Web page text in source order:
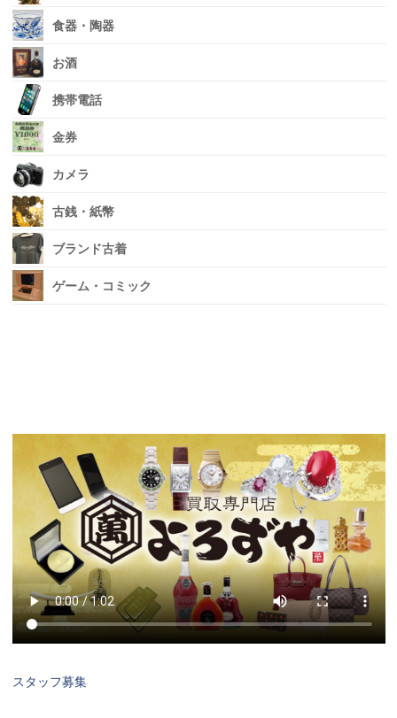
食器・陶器
お酒
携帯電話
金券
カメラ
古銭・紙幣
ブランド古着
ゲーム・コミック
スタッフ募集